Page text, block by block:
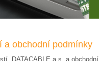
a obchodní podmínky
DATACABLE a.s. a